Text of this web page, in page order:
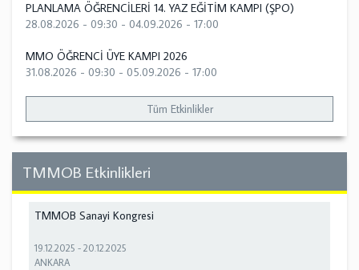
PLANLAMA ÖĞRENCİLERİ 14. YAZ EĞİTİM KAMPI (ŞPO)
28.08.2026 - 09:30 - 04.09.2026 - 17:00
MMO ÖĞRENCİ ÜYE KAMPI 2026
31.08.2026 - 09:30 - 05.09.2026 - 17:00
Tüm Etkinlikler
TMMOB Etkinlikleri
TMMOB Sanayi Kongresi
19.12.2025 -20.12.2025
ANKARA